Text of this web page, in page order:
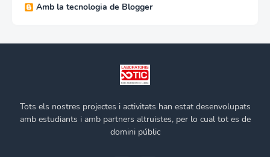
Amb la tecnologia de Blogger
Tots els nostres projectes i activitats han estat desenvolupats
amb estudiants i amb partners altruistes, per lo cual tot es de
domini públic